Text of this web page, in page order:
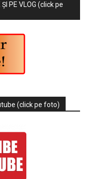
PE VLOG (click pe
(click pe foto)